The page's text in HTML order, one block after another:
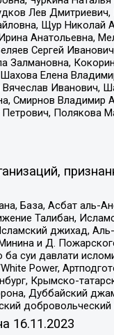
Лев
Щур Николай
Анатольевна,
Сергей
Залмановна,
Елена
Иванович,
Смирнов Владимир
Полякова
База, Асбат аль-
Талибан,
джихад,
и Д.
суи давлати
Power,
Крымско-
Дуббайский
добровольческий
16.11.2023